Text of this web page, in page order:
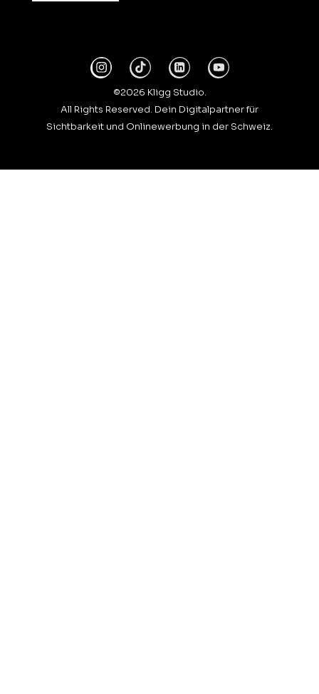
©2026 Kligg Studio.
All Rights Reserved. Dein Digitalpartner für
Sichtbarkeit und Onlinewerbung in der Schweiz.